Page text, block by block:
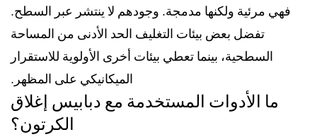
فهي مرئية ولكنها مدمجة. وجودهم لا ينتشر عبر السطح.
تفضل بعض بيئات التغليف الحد الأدنى من المساحة
السطحية، بينما تعطي بيئات أخرى الأولوية للاستقرار
الميكانيكي على المظهر.
ما الأدوات المستخدمة مع دبابيس إغلاق
الكرتون؟